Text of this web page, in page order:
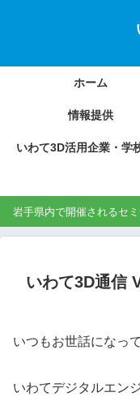
ホーム
情報提供
岩手県内で開催されるセ
いわて3D通信
いつもお世話になっ
いわてデジタルエン